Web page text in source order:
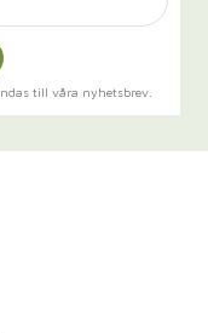
till våra nyhetsbrev.